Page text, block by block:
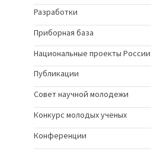
Разработки
Приборная база
Национальные проекты России
Публикации
Совет научной молодежи
Конкурс молодых ученыx
Конференции